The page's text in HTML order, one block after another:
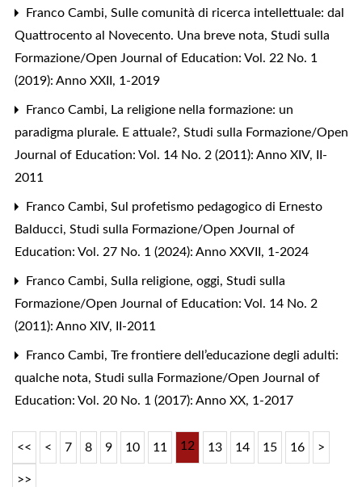
Franco Cambi, Sulle comunità di ricerca intellettuale: dal
Quattrocento al Novecento. Una breve nota, Studi sulla
Formazione/Open Journal of Education: Vol. 22 No. 1
(2019): Anno XXII, 1-2019
Franco Cambi, La religione nella formazione: un
paradigma plurale. E attuale?, Studi sulla Formazione/Open
Journal of Education: Vol. 14 No. 2 (2011): Anno XIV, II-
2011
Franco Cambi, Sul profetismo pedagogico di Ernesto
Balducci, Studi sulla Formazione/Open Journal of
Education: Vol. 27 No. 1 (2024): Anno XXVII, 1-2024
Franco Cambi, Sulla religione, oggi, Studi sulla
Formazione/Open Journal of Education: Vol. 14 No. 2
(2011): Anno XIV, II-2011
Franco Cambi, Tre frontiere dell’educazione degli adulti:
qualche nota, Studi sulla Formazione/Open Journal of
Education: Vol. 20 No. 1 (2017): Anno XX, 1-2017
<< < 7 8 9 10 11 12 13 14 15 16 >
>>